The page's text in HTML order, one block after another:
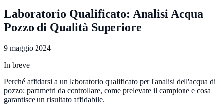
Laboratorio Qualificato: Analisi Acqua
Pozzo di Qualità Superiore
9 maggio 2024
In breve
Perché affidarsi a un laboratorio qualificato per l'analisi dell'acqua di
pozzo: parametri da controllare, come prelevare il campione e cosa
garantisce un risultato affidabile.